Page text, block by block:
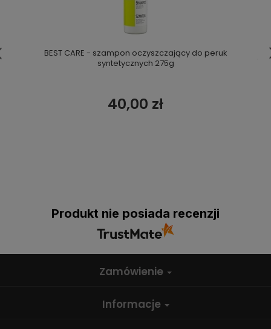
BEST CARE - szampon oczyszczający do peruk
syntetycznych 275g
40,00 zł
Produkt nie posiada recenzji
Zamówienie
Informacje